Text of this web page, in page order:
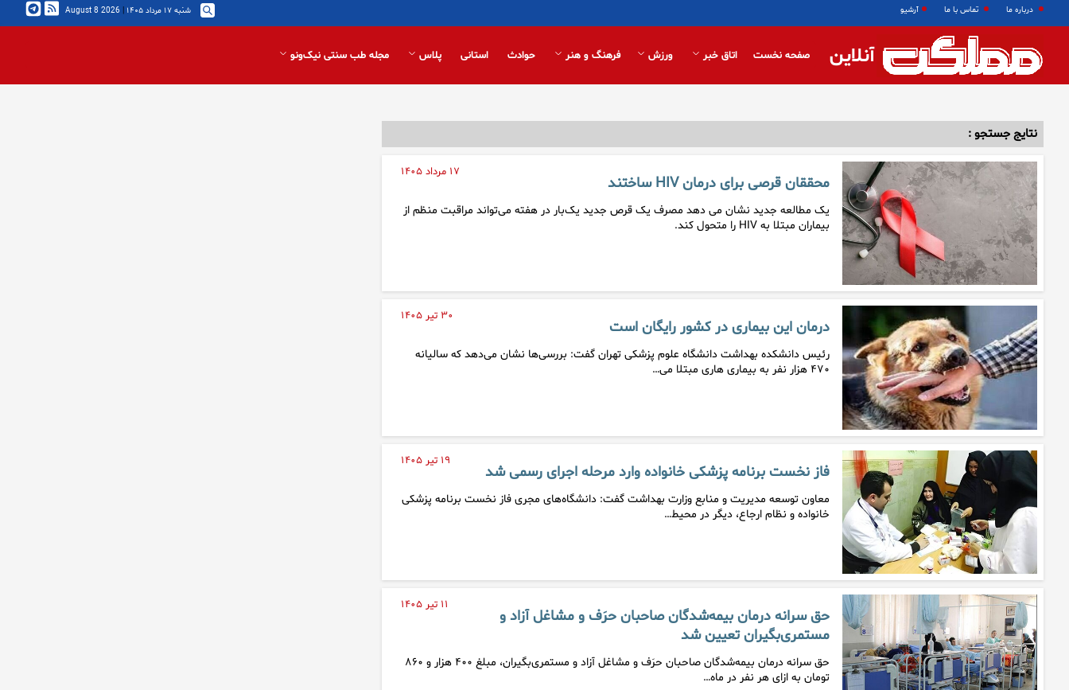
درباره ما تماس با ما آرشیو شنبه ۱۷ مرداد ۱۴۰۵ |
2026 August 8
آنلاین صفحه نخست اتاق خبر ورزش فرهنگ و هنر حوادث استانی پلاس مجله طب سنتی نیک‌ونو
نتایج جستجو :
۱۷ مرداد ۱۴۰۵
محققان قرصی برای درمان HIV ساختند
یک مطالعه جدید نشان می دهد مصرف یک قرص جدید یک‌بار در هفته می‌تواند مراقبت منظم از
بیماران مبتلا به HIV را متحول کند.
۳۰ تیر ۱۴۰۵
درمان این بیماری در کشور رایگان است
رئیس دانشکده بهداشت دانشگاه علوم پزشکی تهران گفت: بررسی‌ها نشان می‌دهد که سالیانه
۴۷۰ هزار نفر به بیماری هاری مبتلا می‌…
۱۹ تیر ۱۴۰۵
فاز نخست برنامه پزشکی خانواده وارد مرحله اجرای رسمی شد
معاون توسعه مدیریت و منابع وزارت بهداشت گفت: دانشگاه‌های مجری فاز نخست برنامه پزشکی
خانواده و نظام ارجاع، دیگر در محیط…
۱۱ تیر ۱۴۰۵
حق سرانه درمان بیمه‌شدگان صاحبان حرَف و مشاغل آزاد و
مستمری‌بگیران تعیین شد
حق سرانه درمان بیمه‌شدگان صاحبان حرَف و مشاغل آزاد و مستمری‌بگیران، مبلغ ۴۰۰ هزار و ۸۶۰
تومان به ازای هر نفر در ماه…